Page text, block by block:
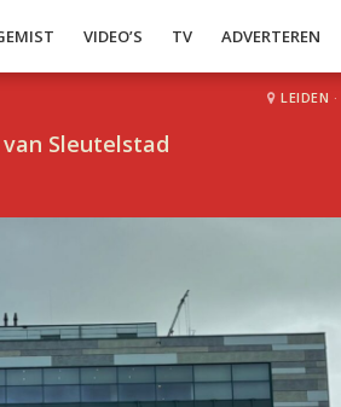
VIDEO’S TV ADVERTEREN
Sleutelstad
LEIDEN ·